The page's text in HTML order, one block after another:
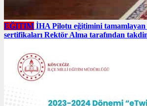
EĞITIM İHA Pilotu eğitimini
sertifikaları Rektör Alma tarafından